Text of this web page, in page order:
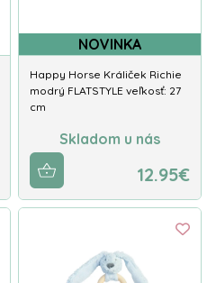
NOVINKA
Happy Horse Králiček Richie
modrý FLATSTYLE veľkosť: 27
cm
Skladom u nás
12.95€